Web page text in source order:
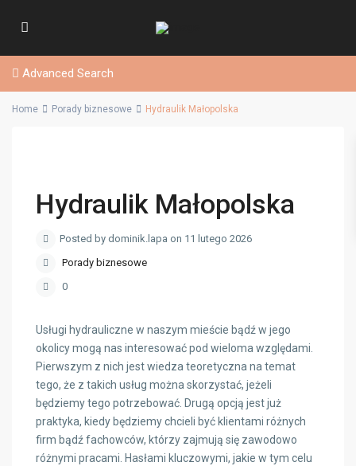
Advanced Search
Home Porady biznesowe Hydraulik Małopolska
Hydraulik Małopolska
Posted by dominik.lapa on 11 lutego 2026
Porady biznesowe
0
Usługi hydrauliczne w naszym mieście bądź w jego
okolicy mogą nas interesować pod wieloma względami.
Pierwszym z nich jest wiedza teoretyczna na temat
tego, że z takich usług można skorzystać, jeżeli
będziemy tego potrzebować. Drugą opcją jest już
praktyka, kiedy będziemy chcieli być klientami różnych
firm bądź fachowców, którzy zajmują się zawodowo
różnymi pracami. Hasłami kluczowymi, jakie w tym celu